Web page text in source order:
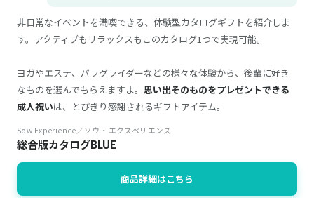
非日常なイベントを満喫できる、体験型カタログギフトを紹介しま
す。アクティブもリラックスもこのカタログ1つで実現可能。
ヨガやエステ、パラグライダーなどの様々な体験から、後輩に好き
なものを選んでもらえますよ。 思い出そのものをプレゼントできる
成人祝いは、とびきり感謝されるギフトアイテム。
Sow Experience／ソウ・エクスペリエンス
総合版カタログBLUE
商品詳細はこちら